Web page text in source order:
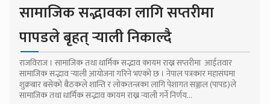
सामाजिक सद्भावका लागि सप्तरीमा
पापडले बृहत् र्‍याली निकाल्दै
राजविराज । सामाजिक तथा धार्मिक सद्भाव कायम राख्न सप्तरीमा आईतवार
सामाजिक सद्भाव र्‍याली आयोजना गरिने भएको छ । नेपाल पत्रकार महासंघमा
शुक्रबार बसेको बैठकले शान्ति र लोकतन्त्रका लागि पेशागत सञ्जाल (पापड)ले
सामाजिक तथा धार्मिक सद्भाव कायम राख्न र्‍याली गर्ने निर्णय...